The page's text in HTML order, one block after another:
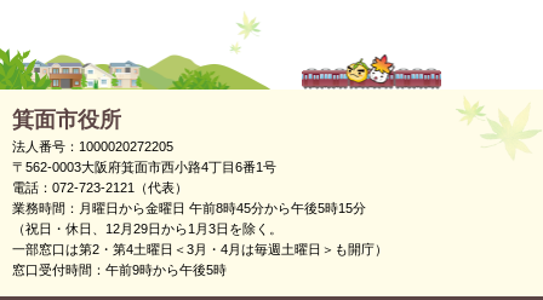
箕面市役所
法人番号：1000020272205
〒562-0003大阪府箕面市西小路4丁目6番1号
電話：072-723-2121（代表）
業務時間：月曜日から金曜日 午前8時45分から午後5時15分
（祝日・休日、12月29日から1月3日を除く。
一部窓口は第2・第4土曜日＜3月・4月は毎週土曜日＞も開庁）
窓口受付時間：午前9時から午後5時